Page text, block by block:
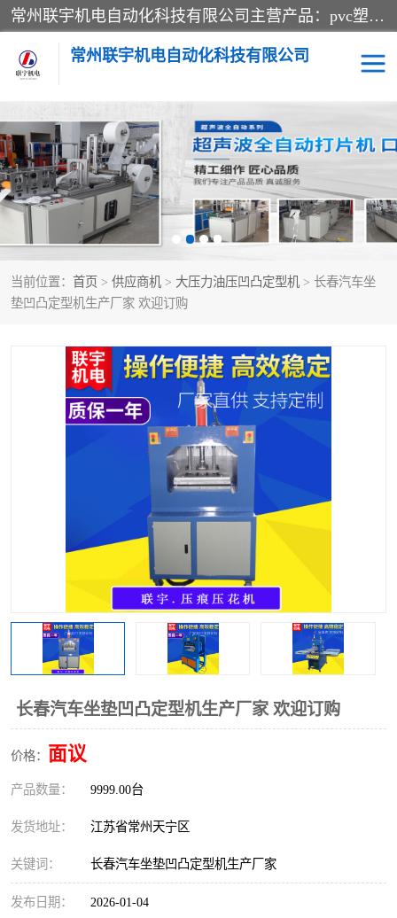
常州联宇机电自动化科技有限公司主营产品：pvc塑料焊机、高频热合机、软膜天花压边机、服装布料凹凸压花机、布料3d压印设备、服装植胶设备、超声波布料花边机、无纺布热合机、全自动压花机。
常州联宇机电自动化科技有限公司
当前位置： 首页 > 供应商机 > 大压力油压凹凸定型机 > 长春汽车坐
垫凹凸定型机生产厂家 欢迎订购
长春汽车坐垫凹凸定型机生产厂家 欢迎订购
价格： 面议
产品数量： 9999.00台
发货地址： 江苏省常州天宁区
关键词： 长春汽车坐垫凹凸定型机生产厂家
发布日期： 2026-01-04
压花定型机以及压花模具 超声波热合机
高频热合机 超声波花边机
超声波复合压花机 凹凸压花机压标机
3040凹凸压花机 双头服装凹凸压花机
高频压花压标机 自动超声波打片成型机
泡壳包装封口机 海绵产品成型机